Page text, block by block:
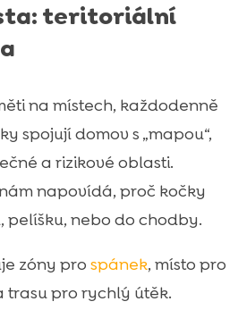
teritoriální
na místech, každodenně
spojují domov s „mapou“,
a rizikové oblasti.
napovídá, proč kočky
pelíšku, nebo do chodby.
zóny pro spánek, místo pro
trasu pro rychlý útěk.